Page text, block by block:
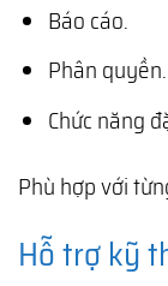
Báo cáo.
Phân quyền.
Chức năng
Phù hợp với
Hỗ trợ kỹ